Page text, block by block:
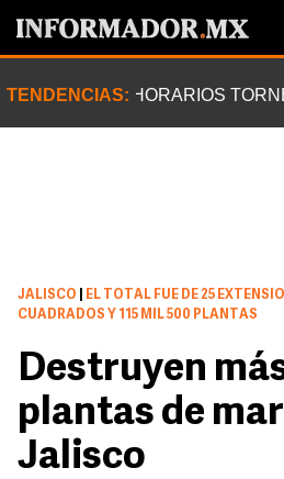
TENDENCIAS: HORARIOS
JALISCO
EL TOTAL FUE DE 25
CUADRADOS Y 115 MIL 500 PLANTAS
Destruyen
plantas de
Jalisco